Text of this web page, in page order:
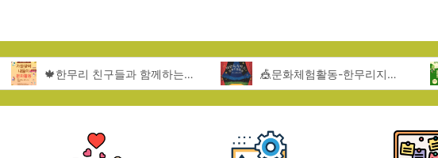
🍁한무리 친구들과 함께하는 서울랜드 문화활동 🎪문화체험활동-한무리지역아동센터